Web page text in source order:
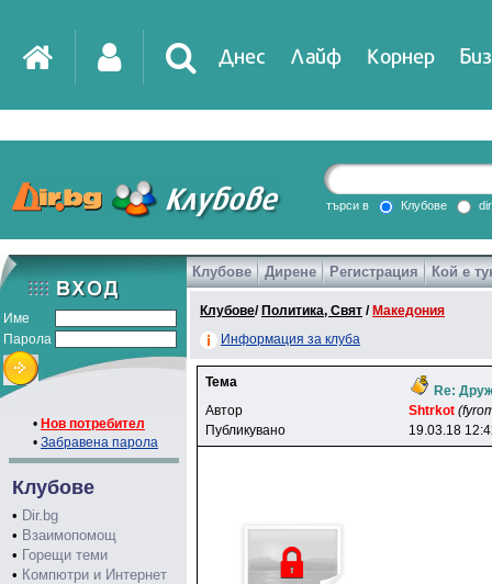
Днес Лайф Корнер
DirTV Impressio
Games
търси в Клубове
Име
Парола
• Нов потребител
• Забравена парола
Клубове
• Dir.bg
• Взаимопомощ
• Горещи теми
• Компютри и Интернет
Клубове Дирене Регистрация Кой е
Клубове/ Политика, Свят / Македония
Информация за клуба
Тема
Re:
Автор
Shtrkot
Публикувано
19.03.18